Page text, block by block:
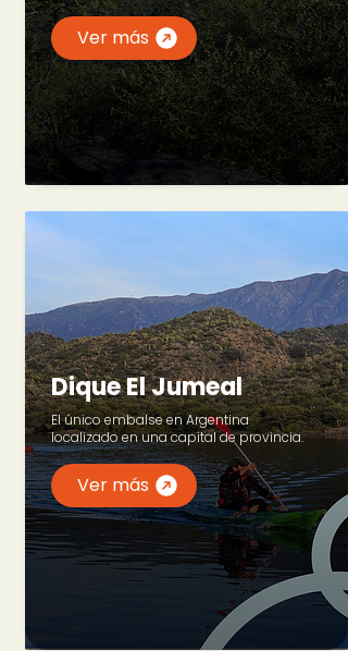
Ver más
Dique El Jumeal
El único embalse en Argentina
localizado en una capital de provincia.
Ver más